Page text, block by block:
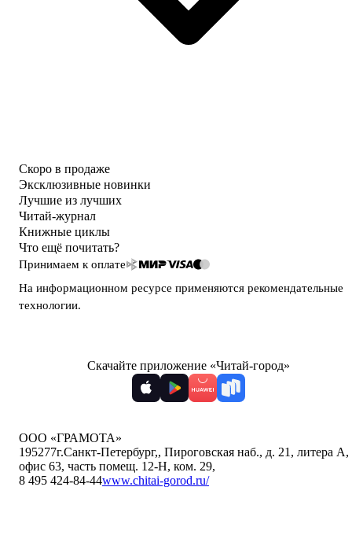
Скоро в продаже
Эксклюзивные новинки
Лучшие из лучших
Читай-журнал
Книжные циклы
Что ещё почитать?
Принимаем к оплате
На информационном ресурсе применяются рекомендательные
технологии.
Скачайте приложение «Читай-город»
ООО «ГРАМОТА»
195277г.Санкт-Петербург,, Пироговская наб., д. 21, литера А,
офис 63, часть помещ. 12-Н, ком. 29,
8 495 424-84-44www.chitai-gorod.ru/